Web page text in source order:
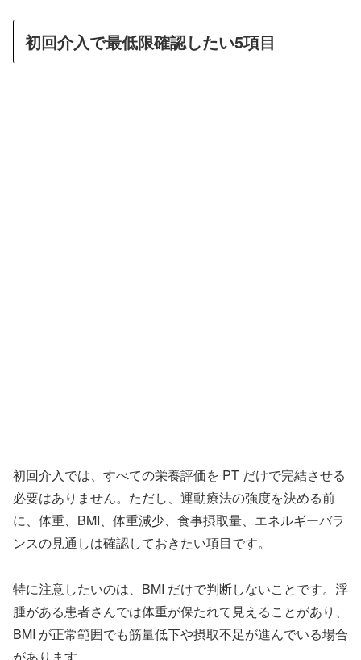
初回介入で最低限確認したい5項目
初回介入では、すべての栄養評価を PT だけで完結させる
必要はありません。ただし、運動療法の強度を決める前
に、体重、BMI、体重減少、食事摂取量、エネルギーバラ
ンスの見通しは確認しておきたい項目です。
特に注意したいのは、BMI だけで判断しないことです。浮
腫がある患者さんでは体重が保たれて見えることがあり、
BMI が正常範囲でも筋量低下や摂取不足が進んでいる場合
があります。